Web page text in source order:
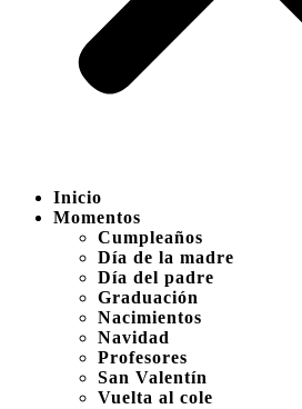
Inicio
Momentos
Cumpleaños
Día de la madre
Día del padre
Graduación
Nacimientos
Navidad
Profesores
San Valentín
Vuelta al cole